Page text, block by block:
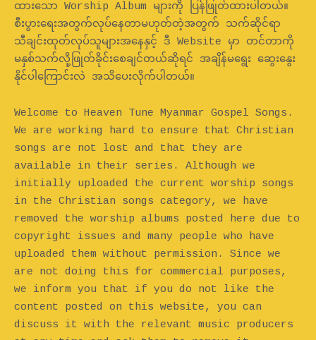
ထားသော Worship Album များကို ပြန်ဖြုတ်ထားပါတယ်။
စီးပွားရေးအတွက်လုပ်နေတာမဟုတ်တဲ့အတွက် သက်ဆိုင်ရာ
သီချင်းထုတ်လုပ်သူများအနေနှင့် ဒီ Website မှာ တင်တာကို
မနှစ်သက်လို့ဖြုတ်ခိုင်းစေချင်တယ်ဆိုရင် အချိန်မရွေး ဆွေးနွေး
နိုင်ပါကြောင်းလဲ အသိပေးလိုက်ပါတယ်။
Welcome to Heaven Tune Myanmar Gospel Songs.
We are working hard to ensure that Christian
songs are not lost and that they are
available in their series. Although we
initially uploaded the current worship songs
in the Christian songs category, we have
removed the worship albums posted here due to
copyright issues and many people who have
uploaded them without permission. Since we
are not doing this for commercial purposes,
we inform you that if you do not like the
content posted on this website, you can
discuss it with the relevant music producers